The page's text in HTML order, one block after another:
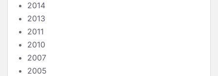
2014
2013
2011
2010
2007
2005